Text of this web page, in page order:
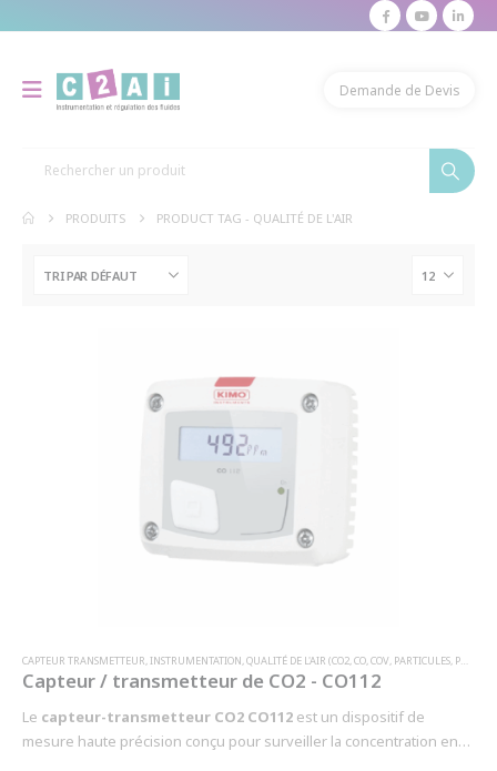
Demande de Devis
PRODUITS PRODUCT TAG - QUALITÉ DE L'AIR
CAPTEUR TRANSMETTEUR,INSTRUMENTATION,QUALITÉ DE L'AIR (CO2, CO, COV, PARTICULES, PM …)
Capteur / transmetteur de CO2 - CO112
Le capteur-transmetteur CO2 CO112 est un dispositif de
mesure haute précision conçu pour surveiller la concentration en